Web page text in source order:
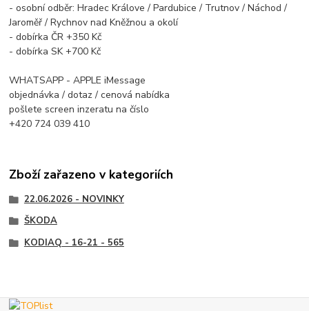
- osobní odběr: Hradec Králove / Pardubice / Trutnov / Náchod /
Jaroměř / Rychnov nad Kněžnou a okolí
- dobírka ČR +350 Kč
- dobírka SK +700 Kč
WHATSAPP - APPLE iMessage
objednávka / dotaz / cenová nabídka
pošlete screen inzeratu na číslo
+420 724 039 410
Zboží zařazeno v kategoriích
22.06.2026 - NOVINKY
ŠKODA
KODIAQ - 16-21 - 565